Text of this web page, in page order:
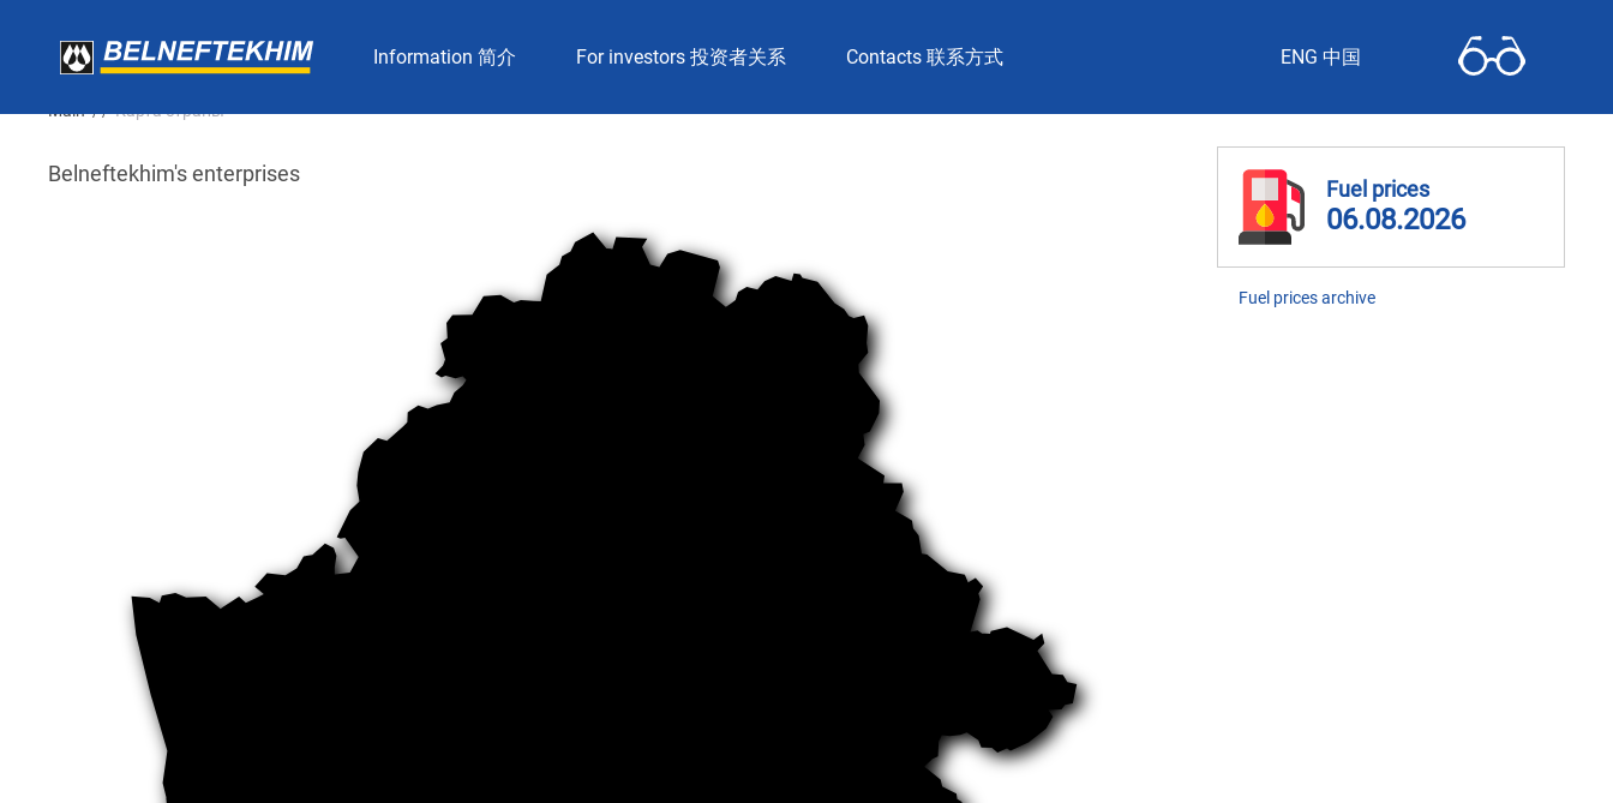
Information 简介 For investors 投资者关系 Contacts 联系方式 ENG 中国
Main/ /Карта страны
Belneftekhim's enterprises
Fuel prices
06.08.2026
Fuel prices archive